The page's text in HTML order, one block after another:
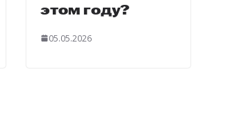
этом году?
05.05.2026